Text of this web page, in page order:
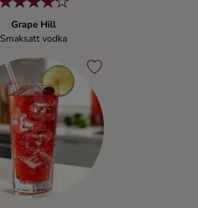
Grape Hill
Smaksatt vodka